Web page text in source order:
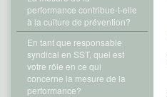
performance contribue-t-elle
à la culture de prévention?
En tant que responsable
syndical en SST, quel est
votre rôle en ce qui
concerne la mesure de la
performance?